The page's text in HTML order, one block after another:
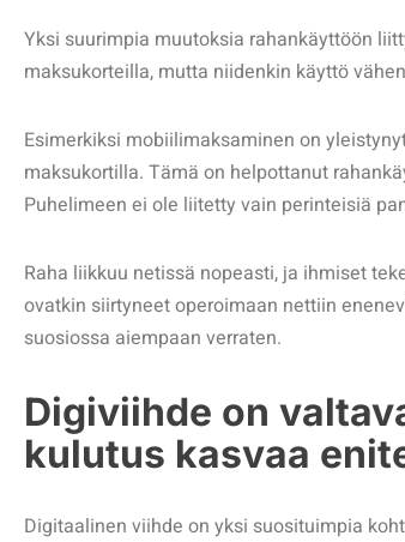
Yksi suurimpia muutoksia rahankäyttöön
maksukorteilla, mutta niidenkin käyttö
Esimerkiksi mobiilimaksaminen on
maksukortilla. Tämä on helpottanut
Puhelimeen ei ole liitetty vain perinteisiä
Raha liikkuu netissä nopeasti, ja ihmiset
ovatkin siirtyneet operoimaan nettiin
suosiossa aiempaan verraten.
Digiviihde on
kulutus kasvaa
Digitaalinen viihde on yksi suosituimpia